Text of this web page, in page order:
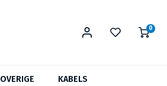
0
OVERIGE KABELS